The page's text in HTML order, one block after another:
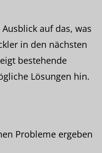
auf das, was
in den nächsten
bestehende
Lösungen hin.
Probleme ergeben